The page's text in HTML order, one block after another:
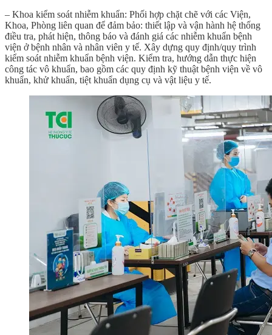
– Khoa kiểm soát nhiễm khuẩn: Phối hợp chặt chẽ với các Viện,
Khoa, Phòng liên quan để đảm bảo: thiết lập và vận hành hệ thống
điều tra, phát hiện, thông báo và đánh giá các nhiễm khuẩn bệnh
viện ở bệnh nhân và nhân viên y tế. Xây dựng quy định/quy trình
kiểm soát nhiễm khuẩn bệnh viện. Kiểm tra, hướng dẫn thực hiện
công tác vô khuẩn, bao gồm các quy định kỹ thuật bệnh viện về vô
khuẩn, khử khuẩn, tiệt khuẩn dụng cụ và vật liệu y tế.